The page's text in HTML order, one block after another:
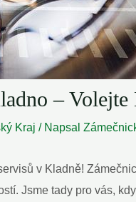
– Volejte
Kraj / Napsal
v Kladně!
Jsme tady pro vás,